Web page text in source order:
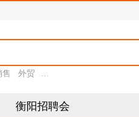
售 外贸 助理
衡阳招聘会